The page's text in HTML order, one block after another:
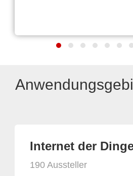
Internet der
190 Aussteller